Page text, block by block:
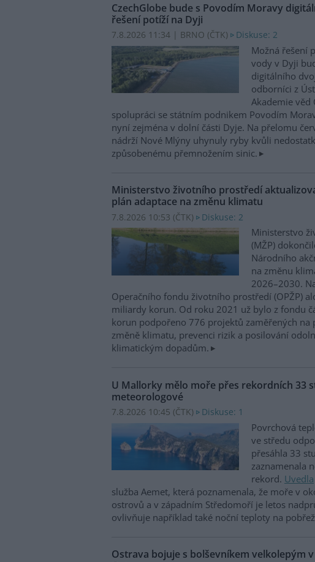
CzechGlobe bude s Povodím Moravy
řešení potíží na Dyji
7.8.2026 11:34 | BRNO (ČTK) Diskuse: 2
Možná řešení
vody v Dyji
digitálního
odborníci z
Akademie věd
spolupráci se státním podnikem Povodím
nyní zejména v dolní části Dyje. Na přelomu
nádrží Nové Mlýny uhynuly ryby kvůli
způsobenému přemnožením sinic.
Ministerstvo životního prostředí
plán adaptace na změnu klimatu
7.8.2026 10:53 (ČTK) Diskuse: 2
Ministerstvo
(MŽP)
Národního
na změnu
2026–2030.
Operačního fondu životního prostředí (OPŽP)
miliardy korun. Od roku 2021 už bylo z fondu
korun podpořeno 776 projektů zaměřených na
změně klimatu, prevenci rizik a posilování
klimatickým dopadům.
U Mallorky mělo moře přes rekordních 33
meteorologové
7.8.2026 10:45 (ČTK) Diskuse: 1
Povrchová
ve středu
přesáhla 33
zaznamenala
rekord. Uvedla
služba Aemet, která poznamenala, že moře v
ostrovů a v západním Středomoří je letos
ovlivňuje například také noční teploty na
Ostrava bojuje s bolševníkem velkolepým